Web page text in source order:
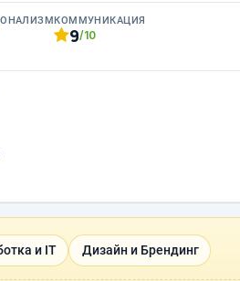
КОММУНИКАЦИЯ
9/10
и IT Дизайн и Брендинг